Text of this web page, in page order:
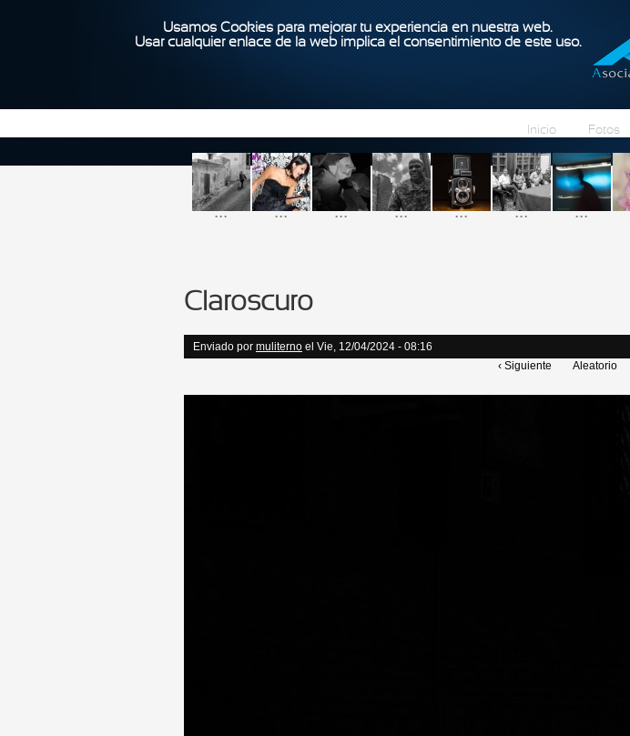
Usamos Cookies para mejorar tu experiencia en nuestra web.
Usar cualquier enlace de la web implica el consentimiento de este uso.
Pasar
Inicio Fotos
... ... ... ... ... ... ...
Claroscuro
Enviado por muliterno el Vie, 12/04/2024 - 08:16
‹ Siguiente
Aleatorio